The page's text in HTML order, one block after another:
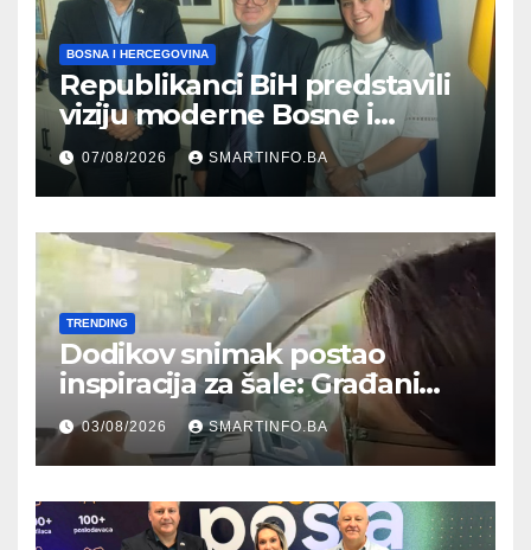
BOSNA I HERCEGOVINA
Republikanci BiH predstavili
viziju moderne Bosne i
Hercegovine ambasadoru
Njemačke
07/08/2026 SMARTINFO.BA
TRENDING
Dodikov snimak postao
inspiracija za šale: Građani
kroz parodiju poslali poruku
03/08/2026 SMARTINFO.BA